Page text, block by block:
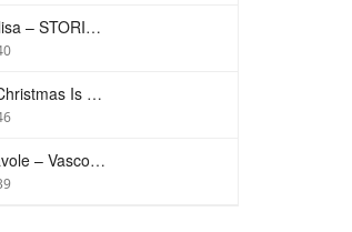
Tananai, Annalisa – STORIE BREVI
All I Want For Christmas Is You – Mariah Carey
Come Nelle Favole – Vasco Rossi